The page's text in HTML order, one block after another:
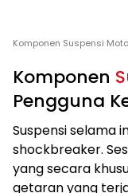
Komponen Suspensi
Komponen
Pengguna
Suspensi selama
shockbreaker.
yang secara
getaran yang